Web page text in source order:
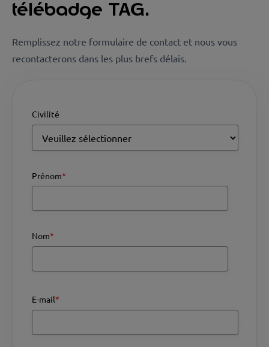
télébadge TAG.
Remplissez notre formulaire de contact et nous vous
recontacterons dans les plus brefs délais.
Civilité
Prénom*
Nom*
E-mail*